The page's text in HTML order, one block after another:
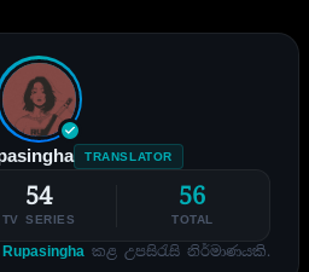
TRANSLATOR
54
TV SERIES
56
TOTAL
කළ උපසිරැසි නිර්මාණයකි.